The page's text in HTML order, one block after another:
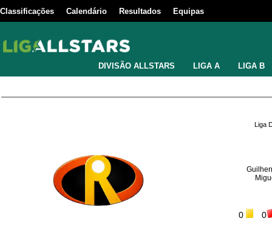
Classificações Calendário Resultados Equipas
DIVISÃO ALLSTARS LIGA A LIGA B
Liga
0 0